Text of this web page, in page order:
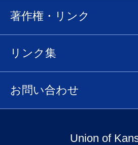
著作権・リンク
リンク集
お問い合わせ
Union of